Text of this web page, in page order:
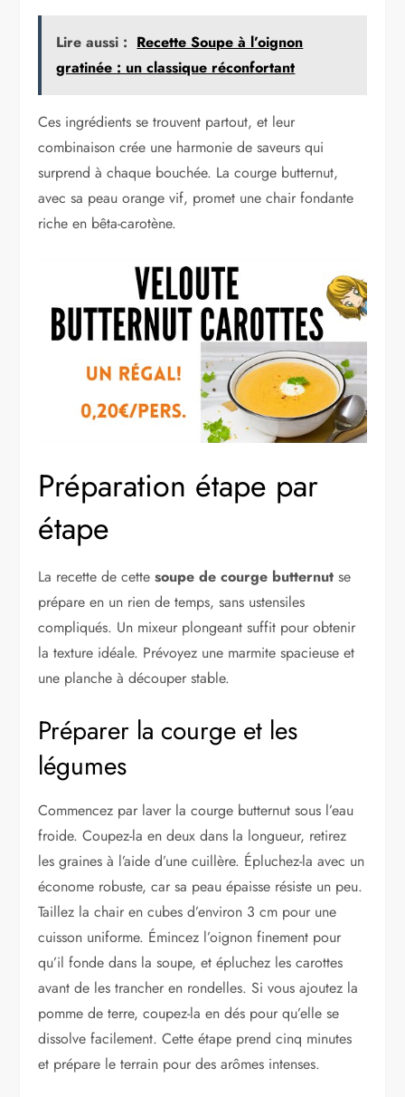
Lire aussi : Recette Soupe à l’oignon
gratinée : un classique réconfortant
Ces ingrédients se trouvent partout, et leur
combinaison crée une harmonie de saveurs qui
surprend à chaque bouchée. La courge butternut,
avec sa peau orange vif, promet une chair fondante
riche en bêta-carotène.
Préparation étape par
étape
La recette de cettesoupe de courge butternut se
prépare en un rien de temps, sans ustensiles
compliqués. Un mixeur plongeant suffit pour obtenir
la texture idéale. Prévoyez une marmite spacieuse et
une planche à découper stable.
Préparer la courge et les
légumes
Commencez par laver la courge butternut sous l’eau
froide. Coupez-la en deux dans la longueur, retirez
les graines à l’aide d’une cuillère. Épluchez-la avec un
économe robuste, car sa peau épaisse résiste un peu.
Taillez la chair en cubes d’environ 3 cm pour une
cuisson uniforme. Émincez l’oignon finement pour
qu’il fonde dans la soupe, et épluchez les carottes
avant de les trancher en rondelles. Si vous ajoutez la
pomme de terre, coupez-la en dés pour qu’elle se
dissolve facilement. Cette étape prend cinq minutes
et prépare le terrain pour des arômes intenses.